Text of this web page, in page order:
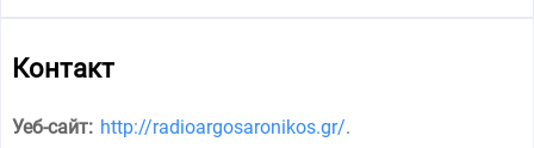
Контакт
Уеб-сайт: http://radioargosaronikos.gr/.